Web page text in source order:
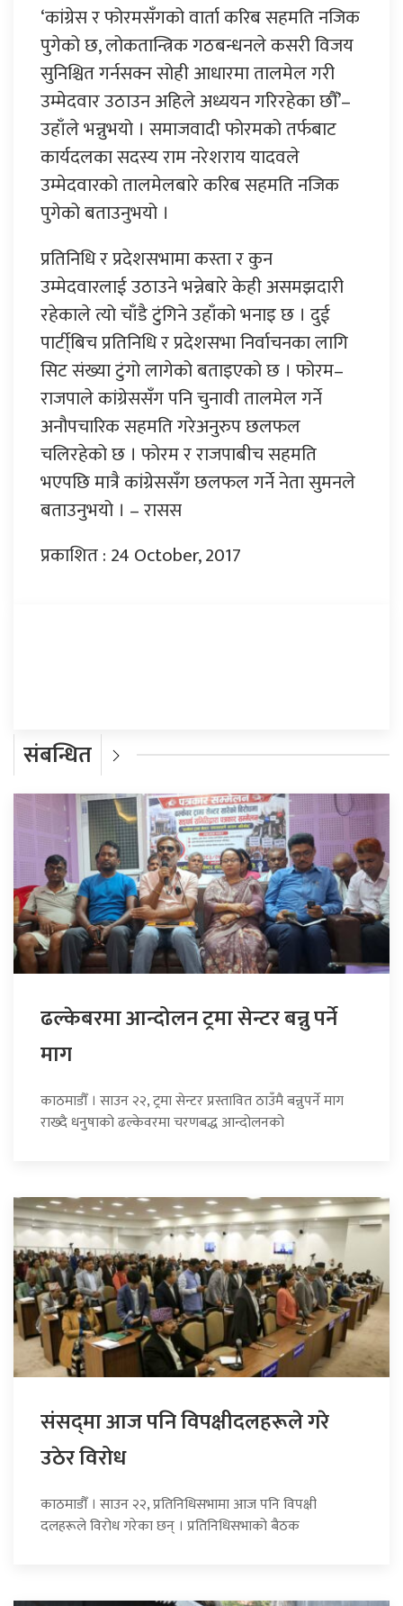
‘कांग्रेस र फोरमसँगको वार्ता करिब सहमति नजिक
पुगेको छ, लोकतान्त्रिक गठबन्धनले कसरी विजय
सुनिश्चित गर्नसक्न सोही आधारमा तालमेल गरी
उम्मेदवार उठाउन अहिले अध्ययन गरिरहेका छौँ’–
उहाँले भन्नुभयो । समाजवादी फोरमको तर्फबाट
कार्यदलका सदस्य राम नरेशराय यादवले
उम्मेदवारको तालमेलबारे करिब सहमति नजिक
पुगेको बताउनुभयो ।
प्रतिनिधि र प्रदेशसभामा कस्ता र कुन
उम्मेदवारलाई उठाउने भन्नेबारे केही असमझदारी
रहेकाले त्यो चाँडै टुंगिने उहाँको भनाइ छ । दुई
पार्टी्बिच प्रतिनिधि र प्रदेशसभा निर्वाचनका लागि
सिट संख्या टुंगो लागेको बताइएको छ । फोरम–
राजपाले कांग्रेससँग पनि चुनावी तालमेल गर्ने
अनौपचारिक सहमति गरेअनुरुप छलफल
चलिरहेको छ । फोरम र राजपाबीच सहमति
भएपछि मात्रै कांग्रेससँग छलफल गर्ने नेता सुमनले
बताउनुभयो । – रासस
प्रकाशित : 24 October, 2017
संबन्धित
ढल्केबरमा आन्दोलन ट्रमा सेन्टर बन्नु पर्ने
माग
काठमाडौँ । साउन २२, ट्रमा सेन्टर प्रस्तावित ठाउँमै बन्नुपर्ने माग
राख्दै धनुषाको ढल्केवरमा चरणबद्ध आन्दोलनको
संसद्‍मा आज पनि विपक्षीदलहरूले गरे
उठेर विरोध
काठमाडौँ । साउन २२, प्रतिनिधिसभामा आज पनि विपक्षी
दलहरूले विरोध गरेका छन् । प्रतिनिधिसभाको बैठक